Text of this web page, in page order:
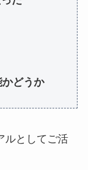
どうか
ルとしてご活